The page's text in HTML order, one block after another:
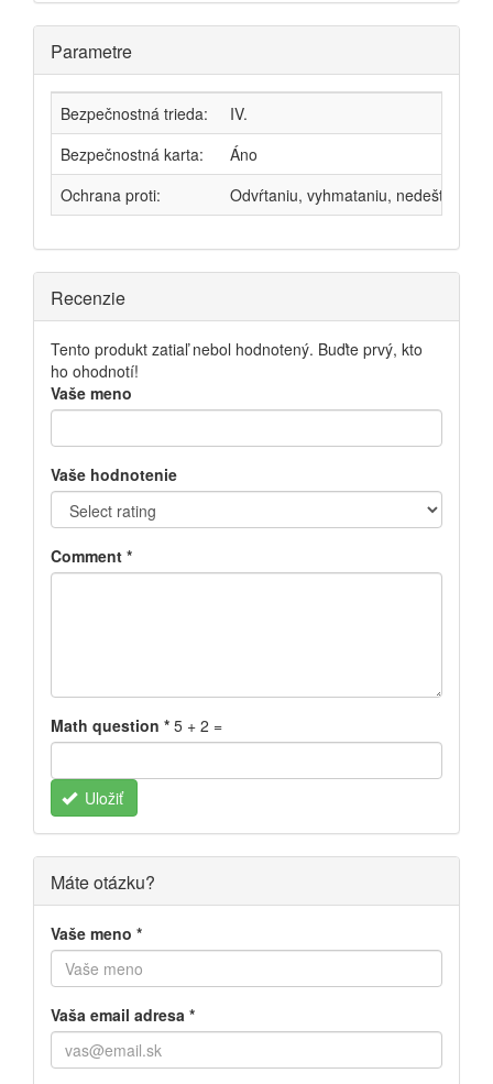
Parametre
Bezpečnostná trieda:
IV.
Bezpečnostná karta:
Áno
Ochrana proti:
Odvŕtaniu, vyhmataniu,
Recenzie
Tento produkt zatiaľ nebol hodnotený. Buďte prvý, kto
ho ohodnotí!
Vaše meno
Vaše hodnotenie
Comment *
Math question * 5 + 2 =
Uložiť
Máte otázku?
Vaše meno *
Vaša email adresa *